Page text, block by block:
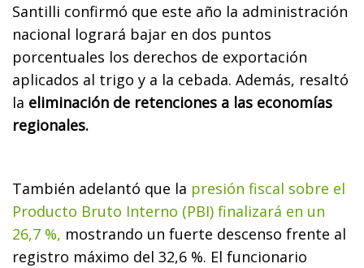
Santilli confirmó que este año la administración
nacional logrará bajar en dos puntos
porcentuales los derechos de exportación
aplicados al trigo y a la cebada. Además, resaltó
la eliminación de retenciones a las economías
regionales.
También adelantó que la presión fiscal sobre el
Producto Bruto Interno (PBI) finalizará en un
26,7 %, mostrando un fuerte descenso frente al
registro máximo del 32,6 %. El funcionario